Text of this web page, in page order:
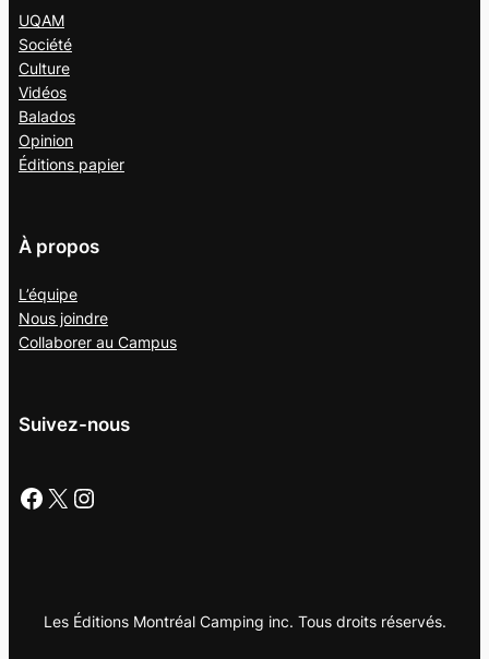
UQAM
Société
Culture
Vidéos
Balados
Opinion
Éditions papier
À propos
L’équipe
Nous joindre
Collaborer au Campus
Suivez-nous
Facebook X Instagram
Les Éditions Montréal Camping inc. Tous droits réservés.